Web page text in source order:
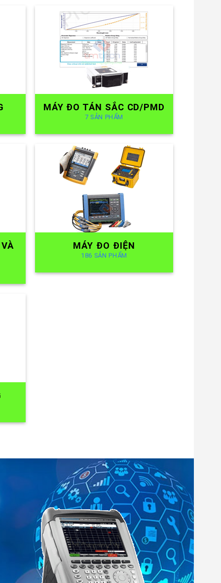
MÁY ĐO TÁN SẮC CD/PMD
7 SẢN PHẨM
MÁY ĐO ĐIỆN
186 SẢN PHẨM